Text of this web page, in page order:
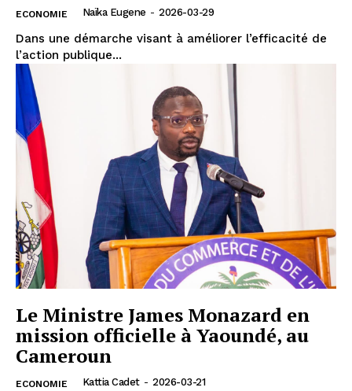
ECONOMIE Naïka Eugene - 2026-03-29
Dans une démarche visant à améliorer l’efficacité de
l’action publique...
Le Ministre James Monazard en
mission officielle à Yaoundé, au
Cameroun
ECONOMIE Kattia Cadet - 2026-03-21